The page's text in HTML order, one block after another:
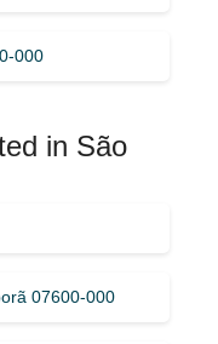
000
in São
07600-000